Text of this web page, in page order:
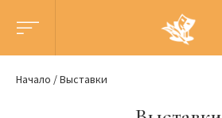
Начало Выставки